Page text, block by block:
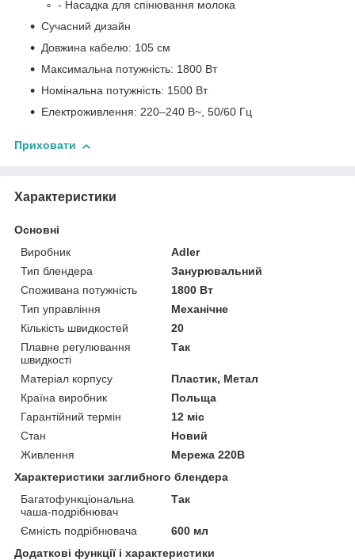
- Насадка для спінювання молока
Сучасний дизайн
Довжина кабелю: 105 см
Максимальна потужність: 1800 Вт
Номінальна потужність: 1500 Вт
Електроживлення: 220–240 В~, 50/60 Гц
Приховати
Характеристики
Основні
Виробник
Adler
Тип блендера
Занурювальний
Споживана потужність
1800 Вт
Тип управління
Механічне
Кількість швидкостей
20
Плавне регулювання
швидкості
Так
Матеріал корпусу
Пластик, Метал
Країна виробник
Польща
Гарантійний термін
12 міс
Стан
Новий
Живлення
Мережа 220В
Характеристики заглибного блендера
Багатофункціональна
чаша-подрібнювач
Так
Ємність подрібнювача
600 мл
Додаткові функції і характеристики